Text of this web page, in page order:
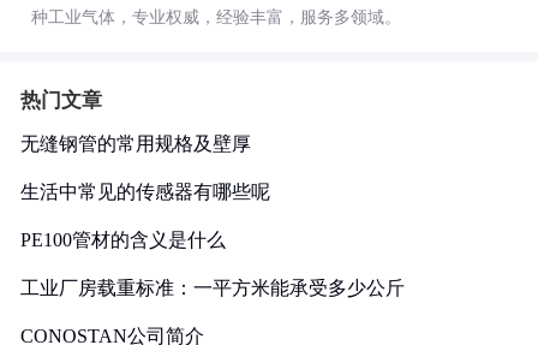
种工业气体，专业权威，经验丰富，服务多领域。
热门文章
无缝钢管的常用规格及壁厚
生活中常见的传感器有哪些呢
PE100管材的含义是什么
工业厂房载重标准：一平方米能承受多少公斤
CONOSTAN公司简介